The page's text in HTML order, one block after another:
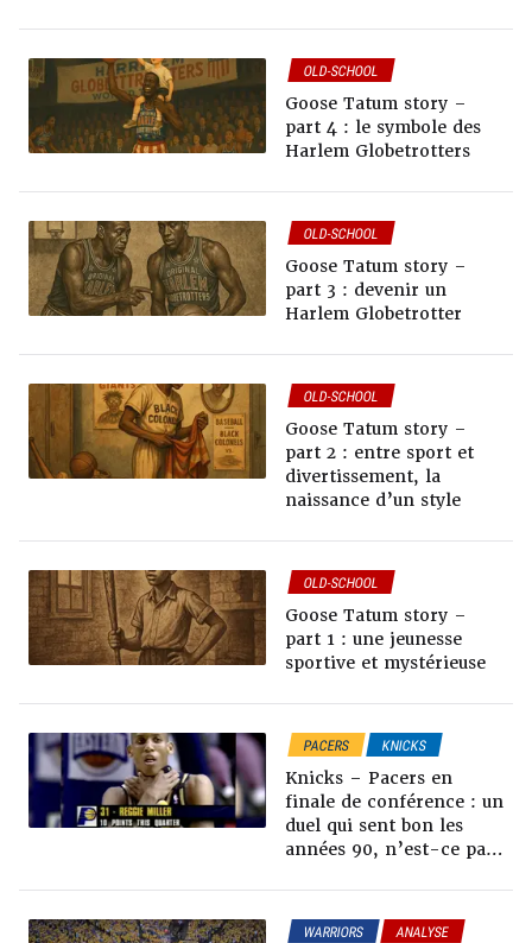
OLD-SCHOOL
Goose Tatum story –
part 4 : le symbole des
Harlem Globetrotters
OLD-SCHOOL
Goose Tatum story –
part 3 : devenir un
Harlem Globetrotter
OLD-SCHOOL
Goose Tatum story –
part 2 : entre sport et
divertissement, la
naissance d’un style
OLD-SCHOOL
Goose Tatum story –
part 1 : une jeunesse
sportive et mystérieuse
PACERS
KNICKS
PLAYOFFS NBA
OLD-SCHOOL
Knicks – Pacers en
finale de conférence : un
duel qui sent bon les
années 90, n’est-ce pas
WARRIORS
ANALYSE